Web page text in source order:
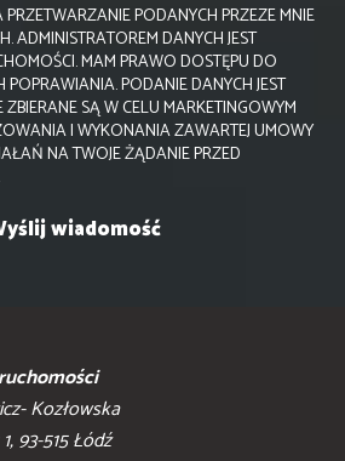
PODANYCH PRZEZE MNIE
ADMINISTRATOREM DANYCH JEST
MAM PRAWO DOSTĘPU DO
POPRAWIANIA. PODANIE DANYCH JEST
SĄ W CELU MARKETINGOWYM
I WYKONANIA ZAWARTEJ UMOWY
NA TWOJE ŻĄDANIE PRZED
Kozłowska
93-515 Łódź